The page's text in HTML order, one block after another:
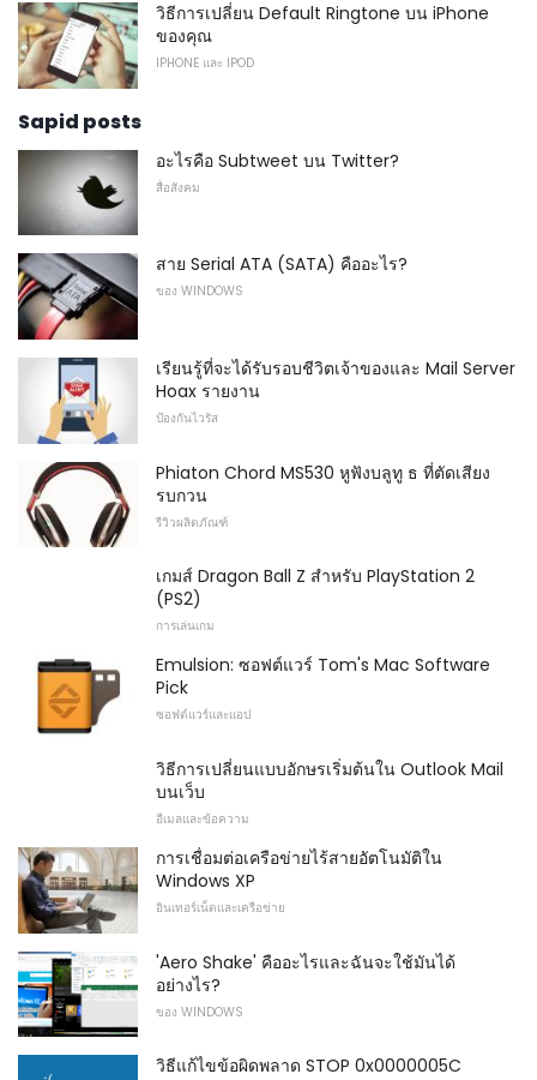
วิธีการเปลี่ยน Default Ringtone บน iPhone
ของคุณ
IPHONE และ IPOD
Sapid posts
อะไรคือ Subtweet บน Twitter?
สื่อสังคม
สาย Serial ATA (SATA) คืออะไร?
ของ WINDOWS
เรียนรู้ที่จะได้รับรอบชีวิตเจ้าของและ Mail Server
Hoax รายงาน
ป้องกันไวรัส
Phiaton Chord MS530 หูฟังบลูทู ธ ที่ตัดเสียง
รบกวน
รีวิวผลิตภัณฑ์
เกมส์ Dragon Ball Z สำหรับ PlayStation 2
(PS2)
การเล่นเกม
Emulsion: ซอฟต์แวร์ Tom's Mac Software
Pick
ซอฟต์แวร์และแอป
วิธีการเปลี่ยนแบบอักษรเริ่มต้นใน Outlook Mail
บนเว็บ
อีเมลและข้อความ
การเชื่อมต่อเครือข่ายไร้สายอัตโนมัติใน
Windows XP
อินเทอร์เน็ตและเครือข่าย
'Aero Shake' คืออะไรและฉันจะใช้มันได้
อย่างไร?
ของ WINDOWS
วิธีแก้ไขข้อผิดพลาด STOP 0x0000005C